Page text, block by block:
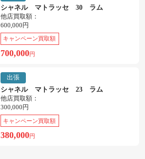
シャネル マトラッセ 30 ラム
他店買取額：
600,000円
キャンペーン買取額
700,000円
出張
シャネル マトラッセ 23 ラム
他店買取額：
300,000円
キャンペーン買取額
380,000円